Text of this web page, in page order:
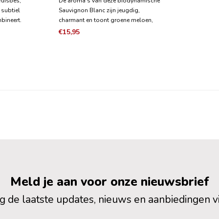
subtiel
verder
Sauvignon Blanc zijn jeugdig,
charmant en toont groene meloen,
citroen- en limoenschil, appel met
€15,95
Meld je aan voor onze nieuwsbrief
de laatste updates, nieuws en aanbiedingen